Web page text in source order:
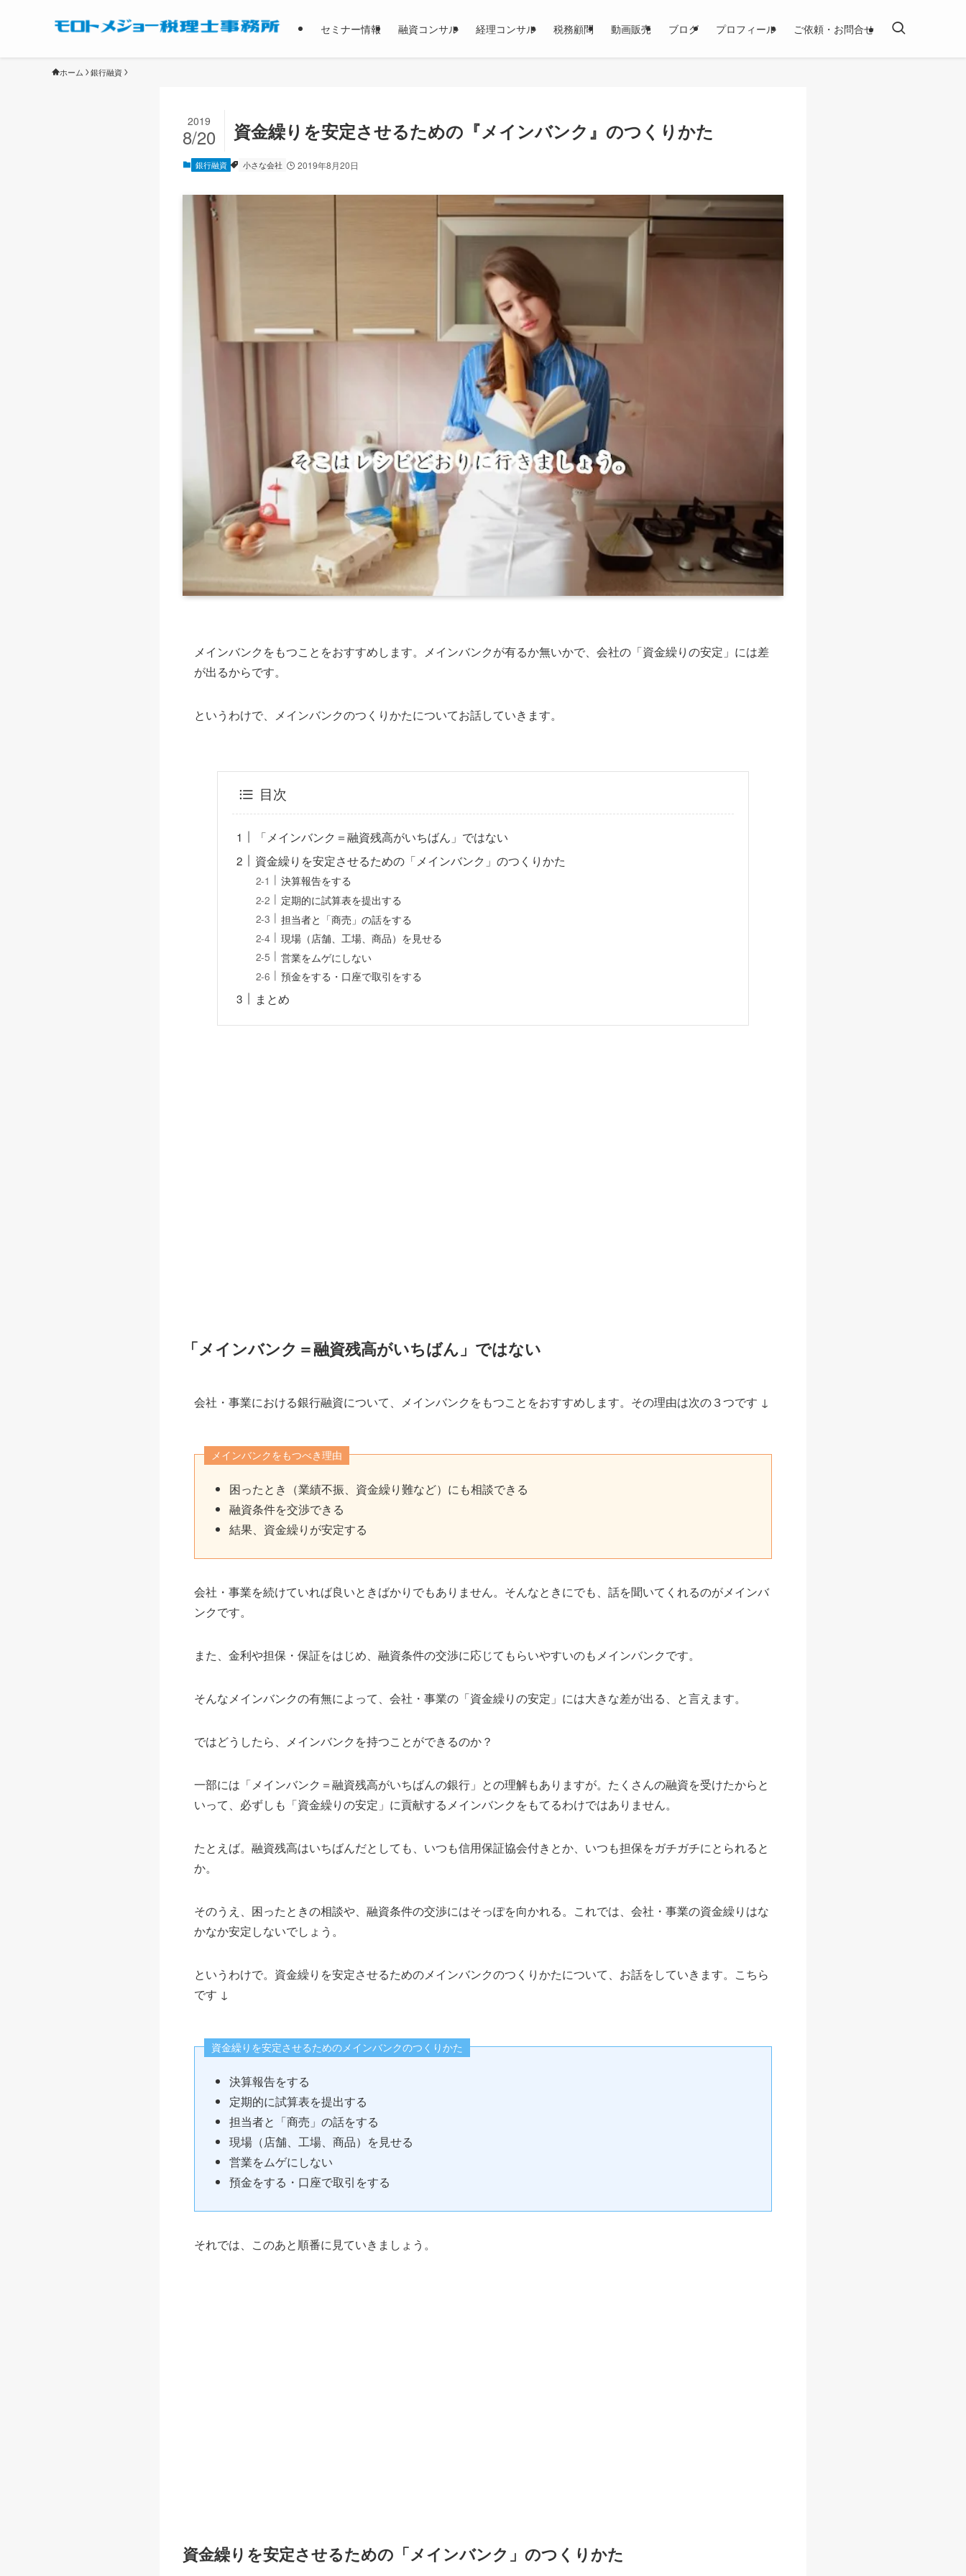
セミナー情報 融資コンサル 経理コンサル 税務顧問 動画販売 ブログ プロフィール ご依頼・お問合せ
ホーム 銀行融資
資金繰りを安定させるための『メインバンク』のつくりかた
2019
8/20
銀行融資 小さな会社 2019年8月20日
メインバンクをもつことをおすすめします。メインバンクが有るか無いかで、会社の「資金繰りの安定」には差
が出るからです。
というわけで、メインバンクのつくりかたについてお話していきます。
目次
「メインバンク＝融資残高がいちばん」ではない
資金繰りを安定させるための「メインバンク」のつくりかた
決算報告をする
定期的に試算表を提出する
担当者と「商売」の話をする
現場（店舗、工場、商品）を見せる
営業をムゲにしない
預金をする・口座で取引をする
まとめ
「メインバンク＝融資残高がいちばん」ではない
会社・事業における銀行融資について、メインバンクをもつことをおすすめします。その理由は次の３つです ↓
メインバンクをもつべき理由
困ったとき（業績不振、資金繰り難など）にも相談できる
融資条件を交渉できる
結果、資金繰りが安定する
会社・事業を続けていれば良いときばかりでもありません。そんなときにでも、話を聞いてくれるのがメインバ
ンクです。
また、金利や担保・保証をはじめ、融資条件の交渉に応じてもらいやすいのもメインバンクです。
そんなメインバンクの有無によって、会社・事業の「資金繰りの安定」には大きな差が出る、と言えます。
ではどうしたら、メインバンクを持つことができるのか？
一部には「メインバンク＝融資残高がいちばんの銀行」との理解もありますが。たくさんの融資を受けたからと
いって、必ずしも「資金繰りの安定」に貢献するメインバンクをもてるわけではありません。
たとえば。融資残高はいちばんだとしても、いつも信用保証協会付きとか、いつも担保をガチガチにとられると
か。
そのうえ、困ったときの相談や、融資条件の交渉にはそっぽを向かれる。これでは、会社・事業の資金繰りはな
かなか安定しないでしょう。
というわけで。資金繰りを安定させるためのメインバンクのつくりかたについて、お話をしていきます。こちら
です ↓
資金繰りを安定させるためのメインバンクのつくりかた
決算報告をする
定期的に試算表を提出する
担当者と「商売」の話をする
現場（店舗、工場、商品）を見せる
営業をムゲにしない
預金をする・口座で取引をする
それでは、このあと順番に見ていきましょう。
資金繰りを安定させるための「メインバンク」のつくりかた